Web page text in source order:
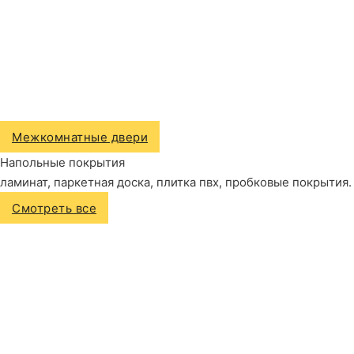
Межкомнатные двери
Напольные покрытия
ламинат, паркетная доска, плитка пвх, пробковые покрытия.
Смотреть все